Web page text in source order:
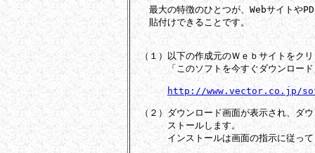
最大の特徴のひとつが、Webサイトや
貼付けできることです。
（１）以下の作成元のＷｅｂサイトをク
「このソフトを今すぐダウンロード」
http://www.vector.co.jp/
（２）ダウンロード画面が表示され、ダ
ストールします。
インストールは画面の指示に従って